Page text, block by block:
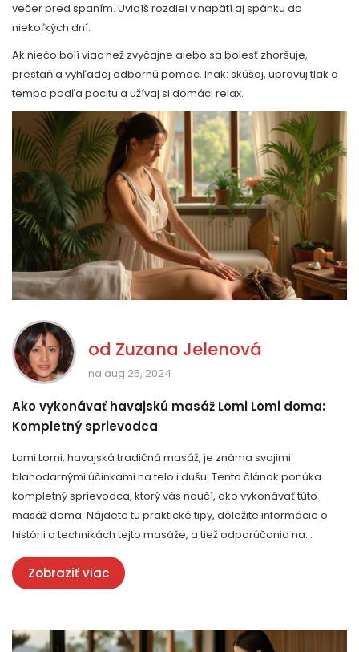
večer pred spaním. Uvidíš rozdiel v napätí aj spánku do
niekoľkých dní.
Ak niečo bolí viac než zvyčajne alebo sa bolesť zhoršuje,
prestaň a vyhľadaj odbornú pomoc. Inak: skúšaj, upravuj tlak a
tempo podľa pocitu a užívaj si domáci relax.
od Zuzana Jelenová
na aug 25, 2024
Ako vykonávať havajskú masáž Lomi Lomi doma:
Kompletný sprievodca
Lomi Lomi, havajská tradičná masáž, je známa svojimi
blahodarnými účinkami na telo i dušu. Tento článok ponúka
kompletný sprievodca, ktorý vás naučí, ako vykonávať túto
masáž doma. Nájdete tu praktické tipy, dôležité informácie o
histórii a technikách tejto masáže, a tiež odporúčania na
správne prostredie a atmosféru.
Zobraziť viac